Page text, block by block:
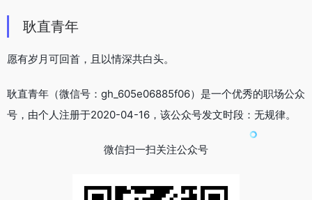
耿直青年
愿有岁月可回首，且以情深共白头。
耿直青年（微信号：gh_605e06885f06）是一个优秀的职场公众
号，由个人注册于2020-04-16，该公众号发文时段：无规律。
微信扫一扫关注公众号